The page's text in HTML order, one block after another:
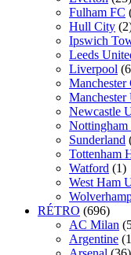
Fulham FC
Hull City
Ipswich
Leeds
Liverpool
Manchester
Manchester
Newcastle
Nottingham
Sunderland
Tottenham
Watford (1)
West Ham
RÉTRO (696)
AC Milan
Argentine